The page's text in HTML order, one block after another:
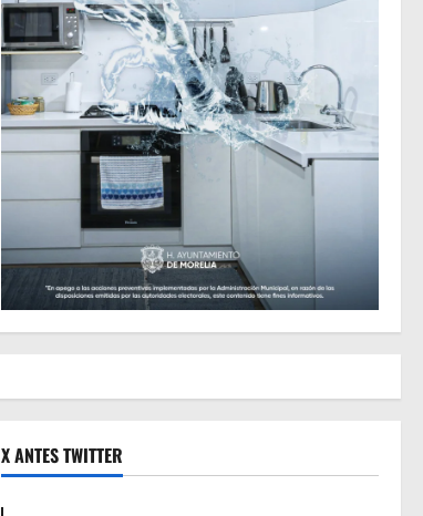
X ANTES TWITTER